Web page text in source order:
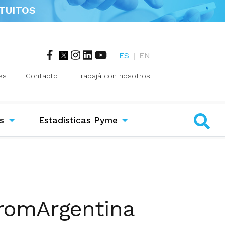
ES | EN
Contacto Trabajá con nosotros
Estadísticas Pyme